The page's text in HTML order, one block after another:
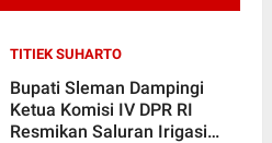
TITIEK SUHARTO
Bupati Sleman Dampingi
Ketua Komisi IV DPR RI
Resmikan Saluran Irigasi